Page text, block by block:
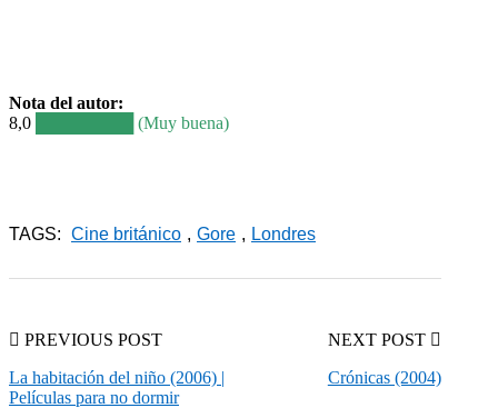
Nota del autor:
8,0
████████ (Muy buena)
TAGS: Cine británico , Gore , Londres
PREVIOUS POST
La habitación del niño (2006) |
Películas para no dormir
NEXT POST
Crónicas (2004)